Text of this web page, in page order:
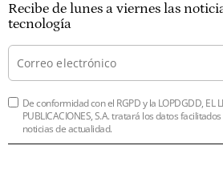
Recibe de lunes a viernes las
tecnología
De conformidad con el RGPD y la LOPDGDD, EL
PUBLICACIONES, S.A. tratará los datos
noticias de actualidad.